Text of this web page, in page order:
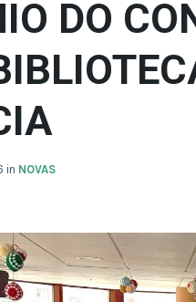
DO
in NOVAS